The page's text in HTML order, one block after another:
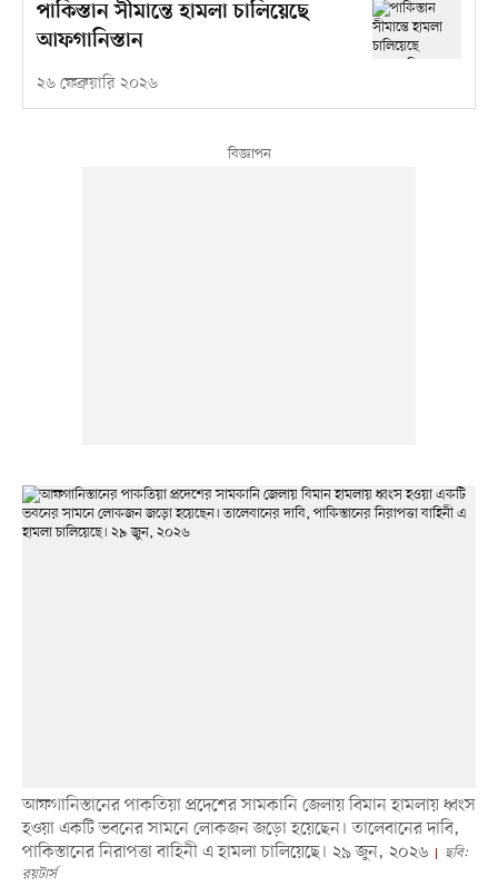
পাকিস্তান সীমান্তে হামলা চালিয়েছে
আফগানিস্তান
২৬ ফেব্রুয়ারি ২০২৬
আফগানিস্তানের পাকতিয়া প্রদেশের সামকানি জেলায় বিমান হামলায় ধ্বংস
হওয়া একটি ভবনের সামনে লোকজন জড়ো হয়েছেন। তালেবানের দাবি,
পাকিস্তানের নিরাপত্তা বাহিনী এ হামলা চালিয়েছে। ২৯ জুন, ২০২৬
ছবি:
রয়টার্স